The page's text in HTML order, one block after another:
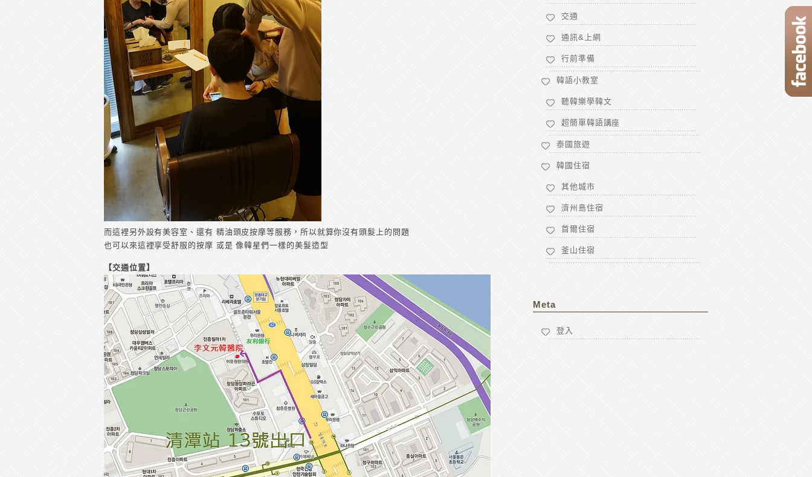
而這裡另外設有美容室、還有 精油頭皮按摩等服務，所以就算你沒有頭髮上的問題
也可以來這裡享受舒服的按摩 或是 像韓星們一樣的美髮造型
【交通位置】
交通
通訊&上網
行前準備
韓語小教室
聽韓樂學韓文
超簡單韓語講座
泰國旅遊
韓國住宿
其他城市
濟州島住宿
首爾住宿
釜山住宿
Meta
登入